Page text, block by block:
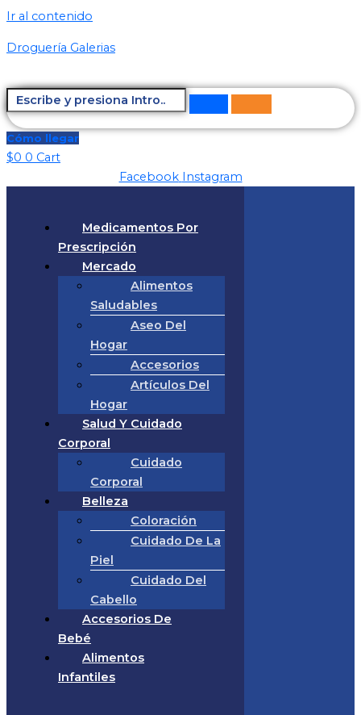
Ir al contenido
Droguería Galerias
Cómo llegar
$0 0 Cart
Facebook Instagram
Medicamentos Por
Prescripción
Mercado
Alimentos
Saludables
Aseo Del
Hogar
Accesorios
Artículos Del
Hogar
Salud Y Cuidado
Corporal
Cuidado
Corporal
Belleza
Coloración
Cuidado De La
Piel
Cuidado Del
Cabello
Accesorios De
Bebé
Alimentos
Infantiles